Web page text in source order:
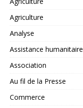
Agriculture
Analyse
Assistance humanitaire
Association
Au fil de la Presse
Commerce